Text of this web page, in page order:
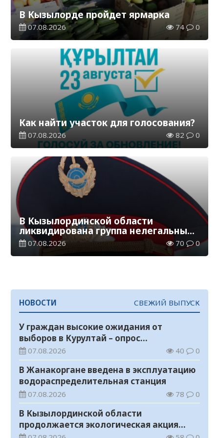
В Кызылорде пройдет ярмарка
07.08.2026 74 0
Как найти участок для голосования?
07.08.2026 82 0
В Кызылординской области
ликвидирована группа нелегальных
добытчиков золота
07.08.2026 70 0
НОВОСТИ СВЕЖИЙ ВЫПУСК
У граждан высокие ожидания от
выборов в Курултай – опрос
общественного мнения
07.08.2026 40 0
В Жанакоргане введена в эксплуатацию
водораспределительная станция
07.08.2026 78 0
В Кызылординской области
продолжается экологическая акция
«Таза Қазақстан»